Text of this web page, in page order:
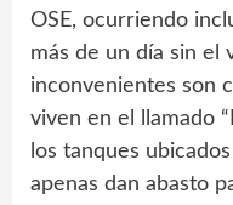
OSE, ocurriendo
más de un día sin el
inconvenientes son
viven en el llamado
los tanques
apenas dan abasto